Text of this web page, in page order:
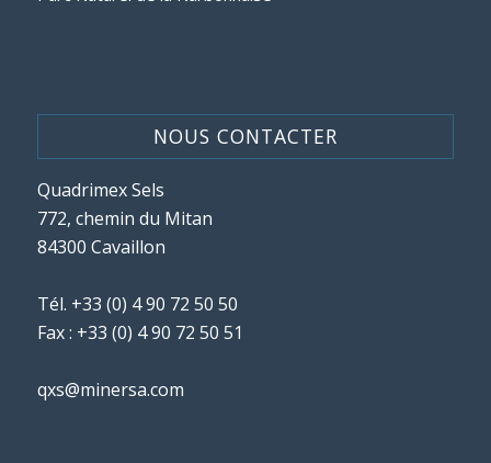
NOUS CONTACTER
Quadrimex Sels
772, chemin du Mitan
84300 Cavaillon
Tél. +33 (0) 4 90 72 50 50
Fax : +33 (0) 4 90 72 50 51
qxs@minersa.com